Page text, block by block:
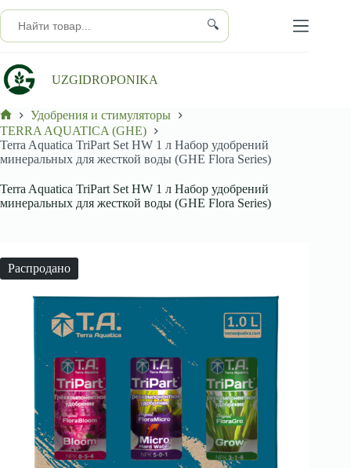
к
сути
🔍
UZGIDROPONIKA
Главная
Удобрения и стимуляторы
TERRA AQUATICA (GHE)
Terra Aquatica TriPart Set HW 1 л Набор удобрений
минеральных для жесткой воды (GHE Flora Series)
Terra Aquatica TriPart Set HW 1 л Набор удобрений
минеральных для жесткой воды (GHE Flora Series)
Распродано